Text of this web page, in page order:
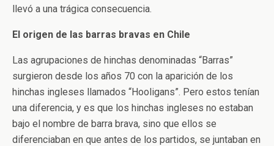
llevó a una trágica consecuencia.
El origen de las barras bravas en Chile
Las agrupaciones de hinchas denominadas “Barras”
surgieron desde los años 70 con la aparición de los
hinchas ingleses llamados “Hooligans”. Pero estos tenían
una diferencia, y es que los hinchas ingleses no estaban
bajo el nombre de barra brava, sino que ellos se
diferenciaban en que antes de los partidos, se juntaban en